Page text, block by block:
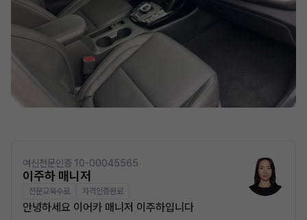
여신전문인증 10-00045565
이주하 매니저
전문교육수료 자격인증완료
안녕하세요 이어카 매니저 이주하입니다